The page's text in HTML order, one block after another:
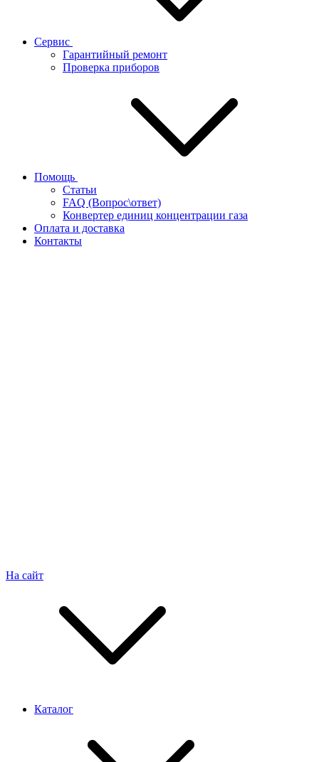
Сервис
Гарантийный ремонт
Проверка приборов
Помощь
Статьи
FAQ (Вопрос\ответ)
Конвертер единиц концентрации газа
Оплата и доставка
Контакты
На сайт
Каталог